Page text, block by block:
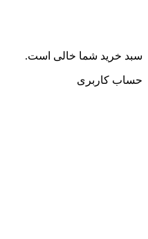
سبد خرید شما خالی است.
حساب کاربری